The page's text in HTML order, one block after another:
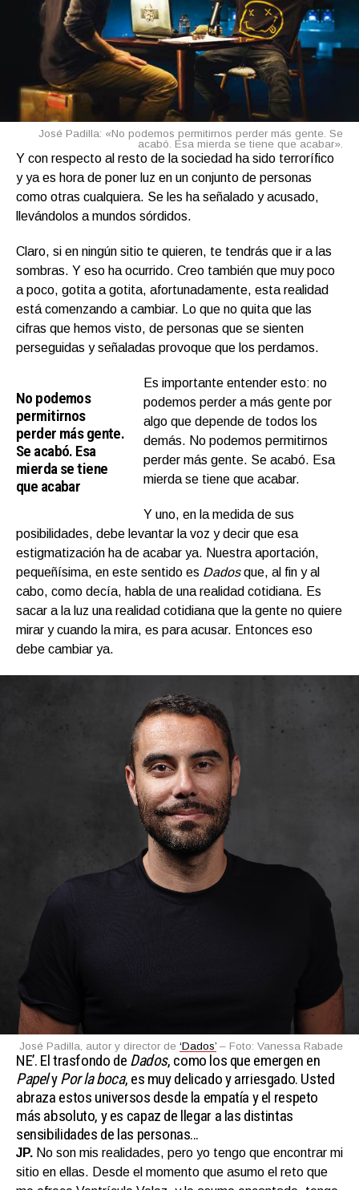
José Padilla: «No podemos permitirnos perder más gente. Se
acabó. Esa mierda se tiene que acabar».
Y con respecto al resto de la sociedad ha sido terrorífico
y ya es hora de poner luz en un conjunto de personas
como otras cualquiera. Se les ha señalado y acusado,
llevándolos a mundos sórdidos.
Claro, si en ningún sitio te quieren, te tendrás que ir a las
sombras. Y eso ha ocurrido. Creo también que muy poco
a poco, gotita a gotita, afortunadamente, esta realidad
está comenzando a cambiar. Lo que no quita que las
cifras que hemos visto, de personas que se sienten
perseguidas y señaladas provoque que los perdamos.
No podemos
permitirnos
perder más gente.
Se acabó. Esa
mierda se tiene
que acabar
Es importante entender esto: no
podemos perder a más gente por
algo que depende de todos los
demás. No podemos permitirnos
perder más gente. Se acabó. Esa
mierda se tiene que acabar.
Y uno, en la medida de sus
posibilidades, debe levantar la voz y decir que esa
estigmatización ha de acabar ya. Nuestra aportación,
pequeñísima, en este sentido es Dadosque, al fin y al
cabo, como decía, habla de una realidad cotidiana. Es
sacar a la luz una realidad cotidiana que la gente no quiere
mirar y cuando la mira, es para acusar. Entonces eso
debe cambiar ya.
José Padilla, autor y director de ‘Dados’ – Foto: Vanessa Rabade
NE’. El trasfondo de Dados, como los que emergen en
PapelyPor la boca, es muy delicado y arriesgado. Usted
abraza estos universos desde la empatía y el respeto
más absoluto, y es capaz de llegar a las distintas
sensibilidades de las personas…
JP. No son mis realidades, pero yo tengo que encontrar mi
sitio en ellas. Desde el momento que asumo el reto que